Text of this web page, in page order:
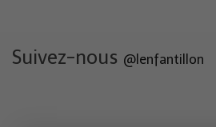
Suivez-nous @lenfantillon